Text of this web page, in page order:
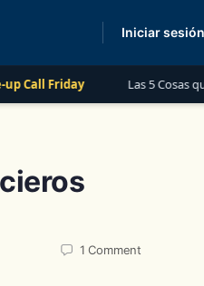
Las 5 Cosas que Todo Contador
Iniciar sesión
1Comment